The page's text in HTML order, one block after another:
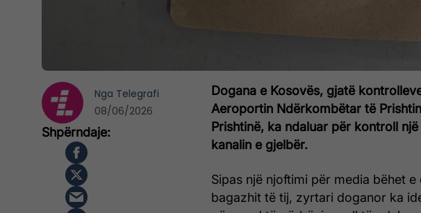
Dogana e Kosovës, gjatë
Aeroportin Ndërkombëtar të
Prishtinë, ka ndaluar për kontroll
kanalin e gjelbër.
Sipas një njoftimi për media bëhet
bagazhit të tij, zyrtari doganor ka
Nga Telegrafi
08/06/2026